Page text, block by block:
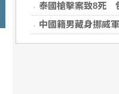
泰國槍擊案致8死 包括學
中國籍男藏身挪威軍事碉堡